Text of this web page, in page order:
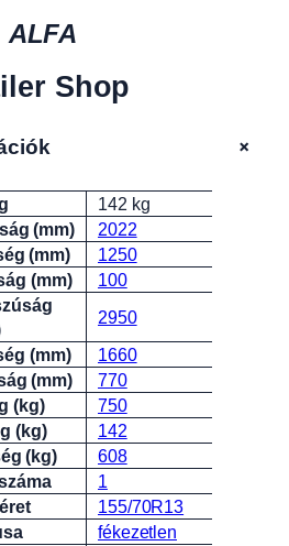
ALFA
Shop
+
Érték
142 kg
(mm)
2022
(mm)
1250
(mm)
100
2950
(mm)
1660
(mm)
770
(kg)
750
(kg)
142
(kg)
608
1
155/70R13
fékezetlen